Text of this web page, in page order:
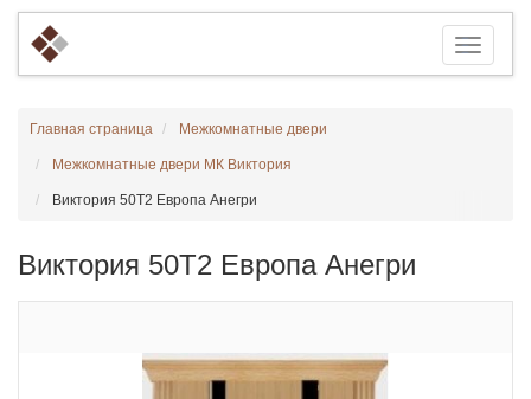
Главная страница Межкомнатные двери
Межкомнатные двери МК Виктория
Виктория 50Т2 Европа Анегри
Виктория 50Т2 Европа Анегри